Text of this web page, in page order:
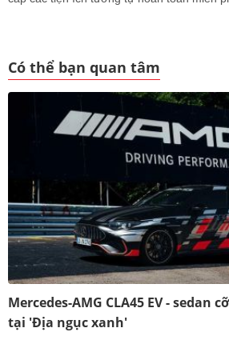
Có thể bạn quan tâm
Mercedes-AMG CLA45 EV - sedan
tại 'Địa ngục xanh'